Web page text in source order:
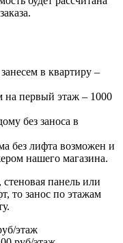
в квартиру –
на первый этаж – 1000
без заноса в
без лифта возможен и
нашего магазина.
панель или
то занос по этажам
этаж